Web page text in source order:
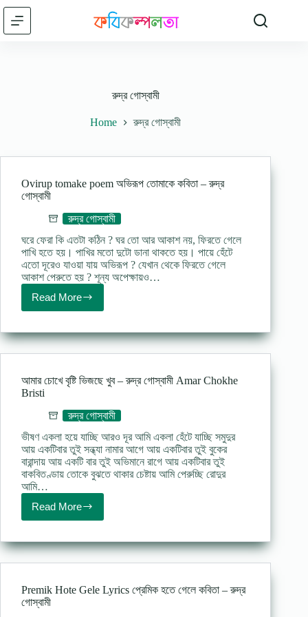
Skip
content
রুদ্র গোস্বামী
Home রুদ্র গোস্বামী
Ovirup tomake poem অভিরূপ তোমাকে কবিতা – রুদ্র
গোস্বামী
রুদ্র গোস্বামী
ঘরে ফেরা কি এতটা কঠিন ? ঘর তো আর আকাশ নয়, ফিরতে গেলে
পাখি হতে হয়। পাখির মতো দুটো ডানা থাকতে হয়। পায়ে হেঁটে
এতো দূরেও যাওয়া যায় অভিরূপ ? যেখান থেকে ফিরতে গেলে
আকাশ পেরুতে হয় ? শূন্য অপেক্ষায়ও…
Read More
Ovirup
tomake
অভিরূপ
–
রুদ্র
আমার চোখে বৃষ্টি ভিজছে খুব – রুদ্র গােস্বামী Amar Chokhe
Bristi
রুদ্র গোস্বামী
ভীষণ একলা হয়ে যাচ্ছি আরও দূর আমি একলা হেঁটে যাচ্ছি সমুদুর
আয় একটিবার তুই সন্ধ্যা নামার আগে আয় একটিবার তুই বুকের
বারান্দায় আয় একটি বার তুই অভিমানে রাগে আয় একটিবার তুই
বাকবিতণ্ডায় তােকে বুঝতে থাকার চেষ্টায় আমি পেরুচ্ছি রােদুর
আমি…
Read More
আমার
চোখে
ভিজছে
খুব
রুদ্র
গােস্বামী
Premik Hote Gele Lyrics প্রেমিক হতে গেলে কবিতা – রুদ্র
গোস্বামী